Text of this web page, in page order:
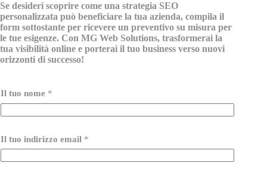
Se desideri scoprire come una strategia SEO
personalizzata può beneficiare la tua azienda, compila il
form sottostante per ricevere un preventivo su misura per
le tue esigenze. Con MG Web Solutions, trasformerai la
tua visibilità online e porterai il tuo business verso nuovi
orizzonti di successo!
Il tuo nome *
Il tuo indirizzo email *